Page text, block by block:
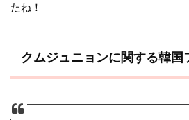
たね！
クムジュニョンに関する韓国